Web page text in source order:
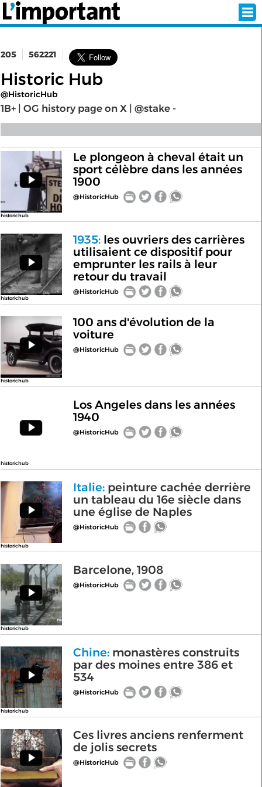
SÉLECTION DE L'ÉTÉ
SUR L'ÉCRAN D'ACCUEIL
ABONNEZ-VOUS À LA NEWSLETTER!
SUIVEZ NOUS:
< RETOUR À L'ACCUEIL
205 562221
Historic Hub
@HistoricHub
1B+ | OG history page on X | @stake -
historichub
Le plongeon à cheval était un
sport célèbre dans les années
1900
@HistoricHub
historichub
1935:les ouvriers des carrières
utilisaient ce dispositif pour
emprunter les rails à leur
retour du travail
@HistoricHub
historichub
100 ans d'évolution de la
voiture
@HistoricHub
historichub
Los Angeles dans les années
1940
@HistoricHub
historichub
Italie:peinture cachée derrière
un tableau du 16e siècle dans
une église de Naples
@HistoricHub
historichub
Barcelone, 1908
@HistoricHub
historichub
Chine:monastères construits
par des moines entre 386 et
534
@HistoricHub
Ces livres anciens renferment
de jolis secrets
@HistoricHub